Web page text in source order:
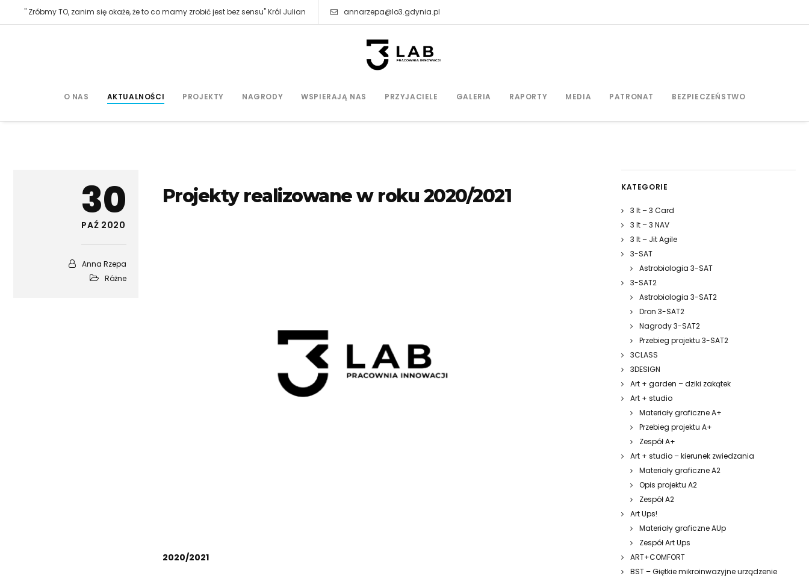
" Zróbmy TO, zanim się okaże, że to co mamy zrobić jest bez sensu" Król Julian annarzepa@lo3.gdynia.pl
O NAS AKTUALNOŚCI PROJEKTY NAGRODY WSPIERAJĄ NAS PRZYJACIELE GALERIA RAPORTY MEDIA PATRONAT BEZPIECZEŃSTWO
30
PAŹ 2020
Anna Rzepa
Różne
Projekty realizowane w roku 2020/2021
2020/2021
KATEGORIE
3 It – 3 Card
3 It – 3 NAV
3 It – Jit Agile
3-SAT
Astrobiologia 3-SAT
3-SAT2
Astrobiologia 3-SAT2
Dron 3-SAT2
Nagrody 3-SAT2
Przebieg projektu 3-SAT2
3CLASS
3DESIGN
Art + garden – dziki zakątek
Art + studio
Materiały graficzne A+
Przebieg projektu A+
Zespół A+
Art + studio – kierunek zwiedzania
Materiały graficzne A2
Opis projektu A2
Zespół A2
Art Ups!
Materiały graficzne AUp
Zespół Art Ups
ART+COMFORT
BST – Giętkie mikroinwazyjne urządzenie